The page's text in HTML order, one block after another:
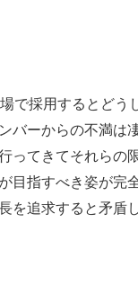
で採用するとどう
バーからの不満は
ってきてそれらの
目指すべき姿が完
を追求すると矛盾